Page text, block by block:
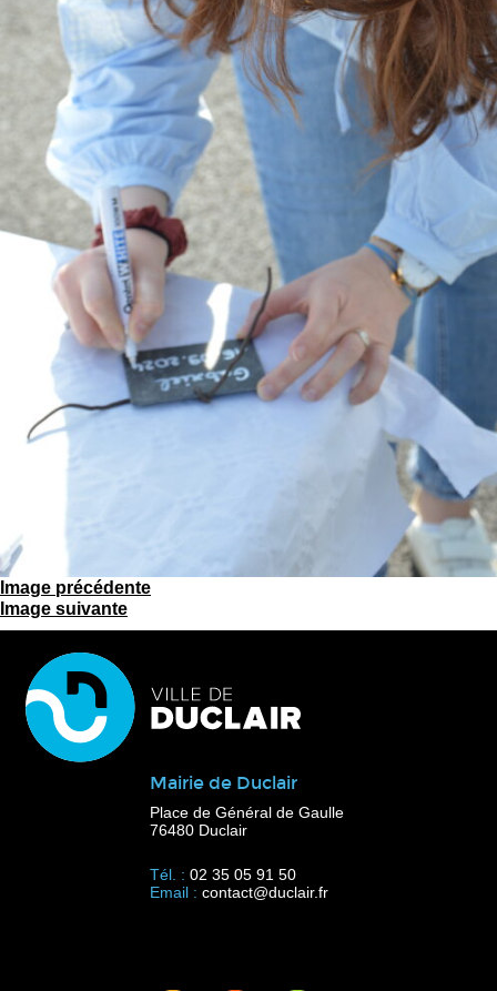
Image précédente
Image suivante
Mairie de Duclair
Place de Général de Gaulle
76480 Duclair
Tél. : 02 35 05 91 50
Email : contact@duclair.fr